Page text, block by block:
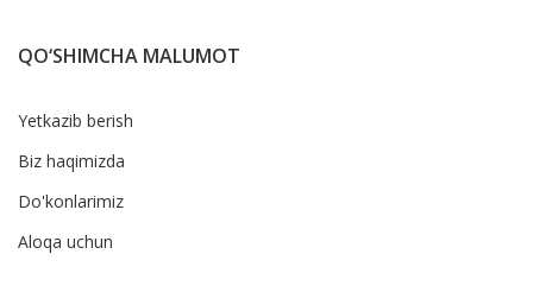
QO‘SHIMCHA MALUMOT
Yetkazib berish
Biz haqimizda
Do'konlarimiz
Aloqa uchun